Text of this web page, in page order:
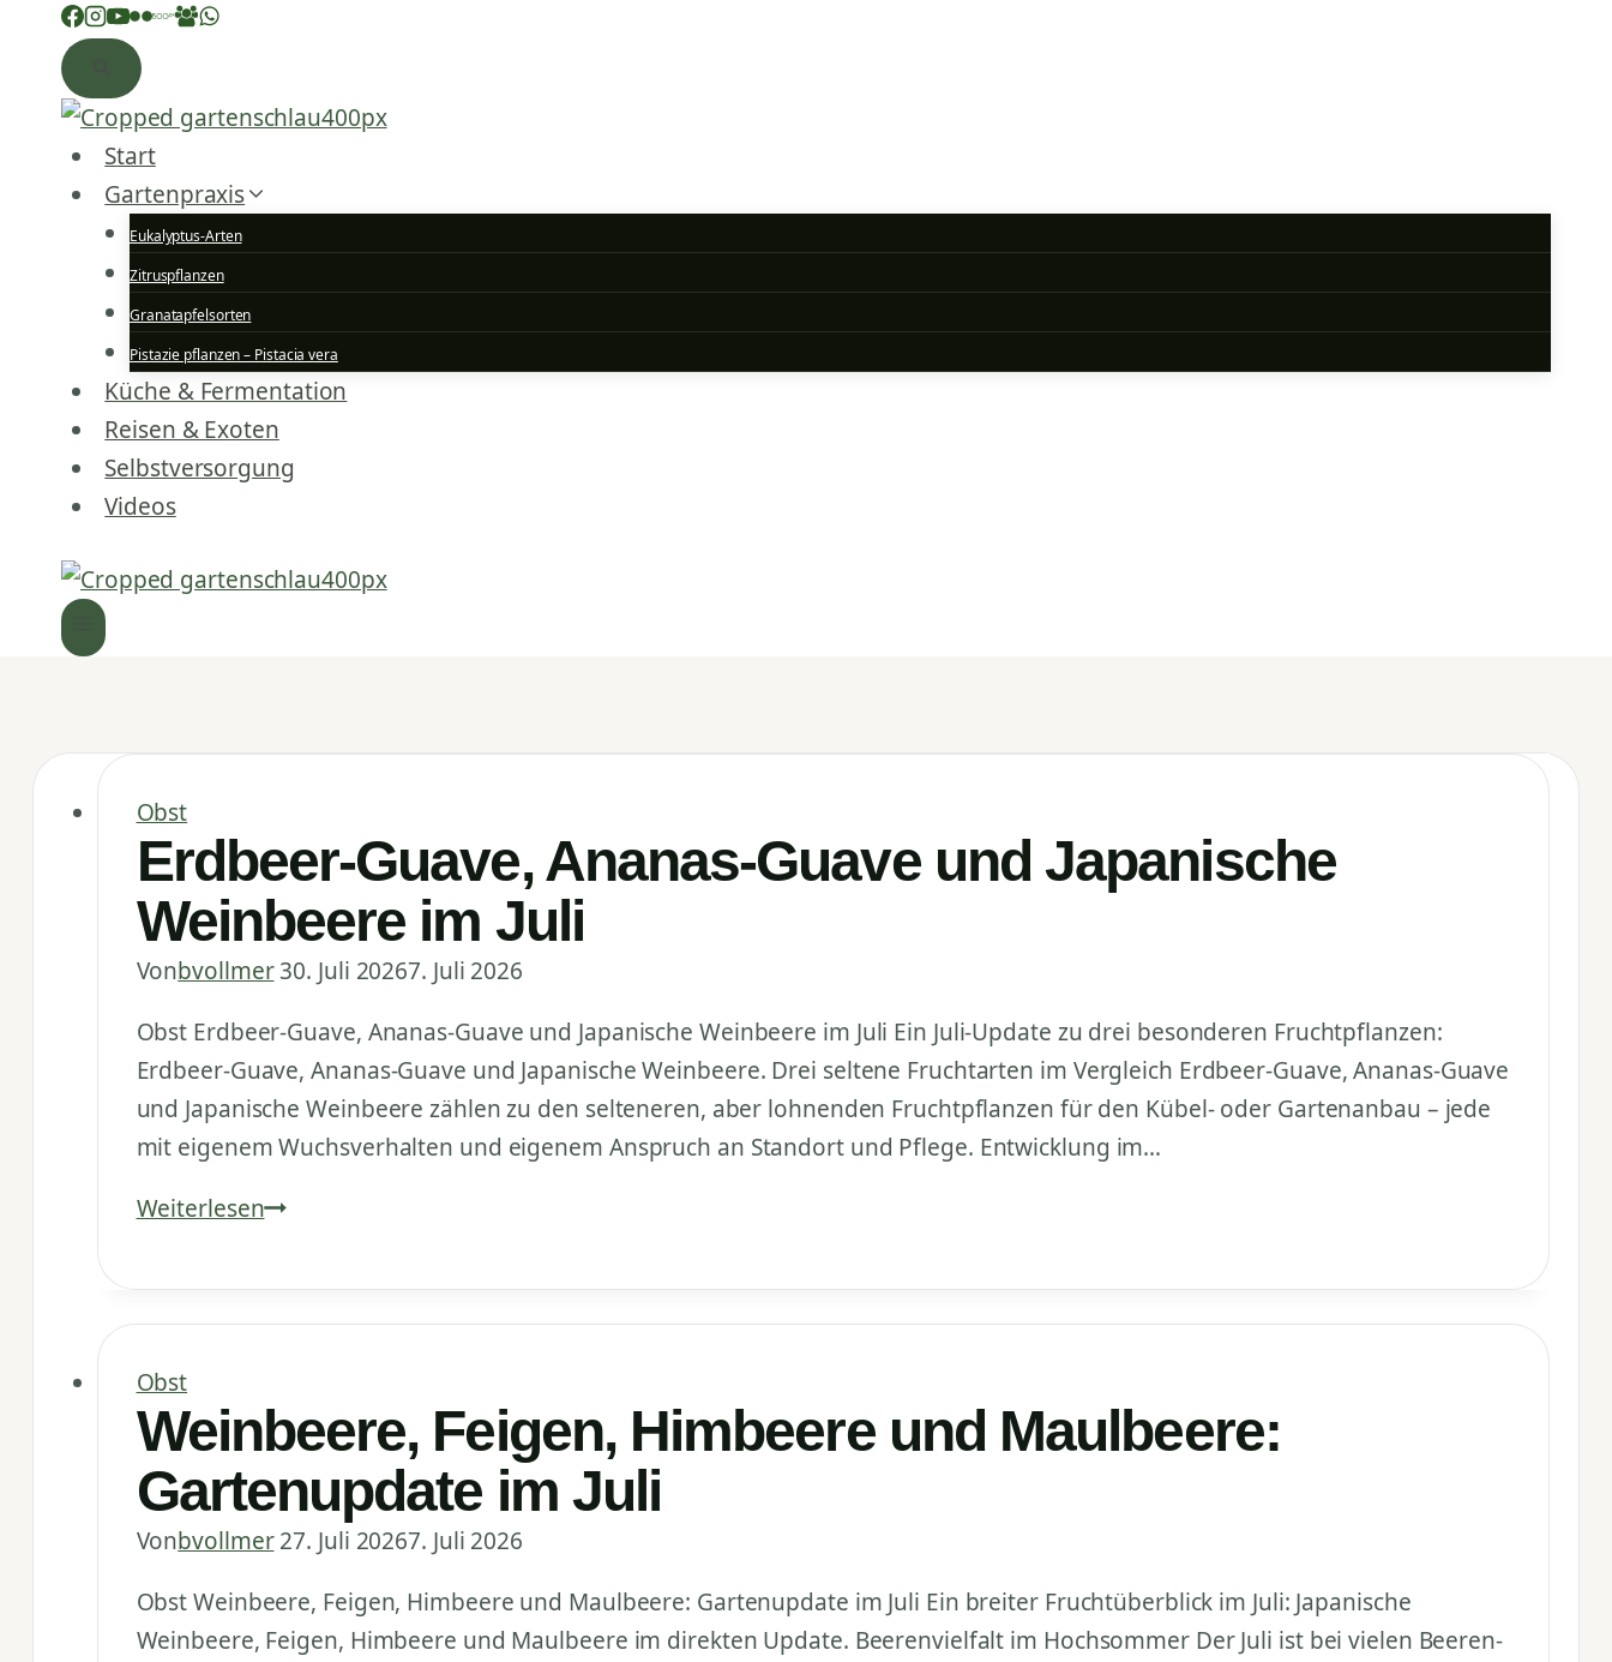
Inhalt
springen
Start
Gartenpraxis
Eukalyptus-Arten
Zitruspflanzen
Granatapfelsorten
Pistazie pflanzen – Pistacia vera
Küche & Fermentation
Reisen & Exoten
Selbstversorgung
Videos
Obst
Erdbeer-Guave, Ananas-Guave und Japanische
Weinbeere im Juli
Vonbvollmer30. Juli 20267. Juli 2026
Obst Erdbeer-Guave, Ananas-Guave und Japanische Weinbeere im Juli Ein Juli-Update zu drei besonderen Fruchtpflanzen:
Erdbeer-Guave, Ananas-Guave und Japanische Weinbeere. Drei seltene Fruchtarten im Vergleich Erdbeer-Guave, Ananas-Guave
und Japanische Weinbeere zählen zu den selteneren, aber lohnenden Fruchtpflanzen für den Kübel- oder Gartenanbau – jede
mit eigenem Wuchsverhalten und eigenem Anspruch an Standort und Pflege. Entwicklung im…
WeiterlesenErdbeer-
Ananas-
Guave
Weinbeere
im
Juli
Obst
Weinbeere, Feigen, Himbeere und Maulbeere:
Gartenupdate im Juli
Vonbvollmer 27. Juli 20267. Juli 2026
Obst Weinbeere, Feigen, Himbeere und Maulbeere: Gartenupdate im Juli Ein breiter Fruchtüberblick im Juli: Japanische
Weinbeere, Feigen, Himbeere und Maulbeere im direkten Update. Beerenvielfalt im Hochsommer Der Juli ist bei vielen Beeren-